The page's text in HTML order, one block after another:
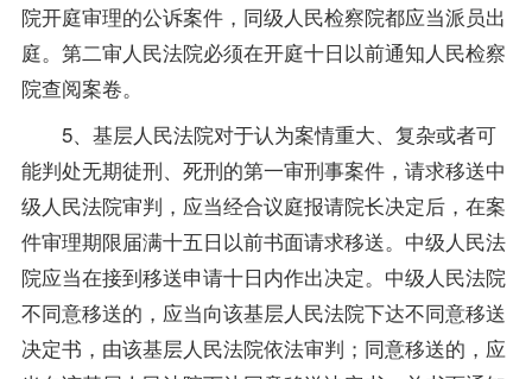
院开庭审理的公诉案件，同级人民检察院都应当派员出
庭。第二审人民法院必须在开庭十日以前通知人民检察
院查阅案卷。
5、基层人民法院对于认为案情重大、复杂或者可
能判处无期徒刑、死刑的第一审刑事案件，请求移送中
级人民法院审判，应当经合议庭报请院长决定后，在案
件审理期限届满十五日以前书面请求移送。中级人民法
院应当在接到移送申请十日内作出决定。中级人民法院
不同意移送的，应当向该基层人民法院下达不同意移送
决定书，由该基层人民法院依法审判；同意移送的，应